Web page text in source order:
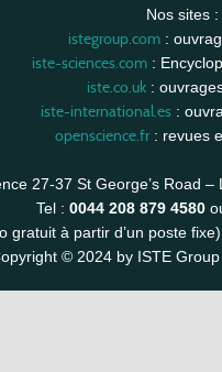
Nos sites :
istegroup.com:
iste-sciences.com:
iste.co.uk :
iste-international.es:
openscience.fr: revues
27-37 St George’s Road
Tel : 0044 208 879 4580
gratuit à partir d’un poste fixe)
© 2024 by ISTE